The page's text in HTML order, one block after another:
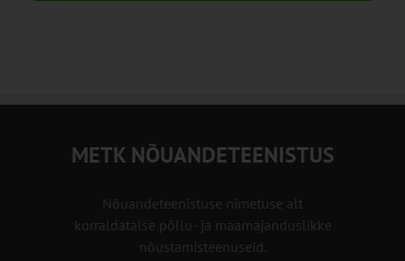
METK NÕUANDETEENISTUS
Nõuandeteenistuse nimetuse alt
korraldatalse põllu- ja maamajanduslikke
nõustamisteenuseid.